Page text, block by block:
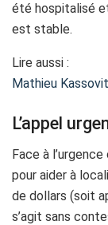
été hospitalisé
est stable.
Lire aussi :
Mathieu
L’appel
Face à
pour aider à
de dollars (soit
s’agit sans